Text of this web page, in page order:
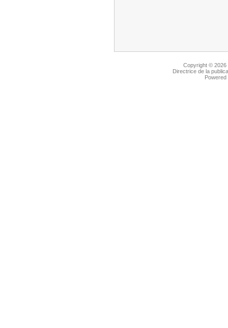
Copyright © 2026
Directrice de la